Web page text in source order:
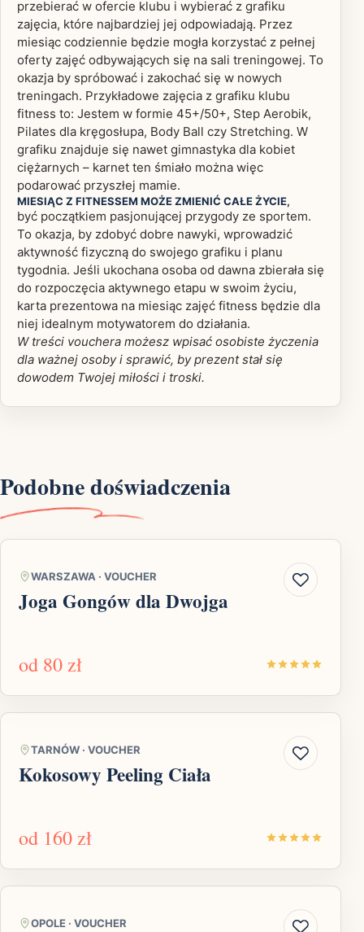
przebierać w ofercie klubu i wybierać z grafiku
zajęcia, które najbardziej jej odpowiadają. Przez
miesiąc codziennie będzie mogła korzystać z pełnej
oferty zajęć odbywających się na sali treningowej. To
okazja by spróbować i zakochać się w nowych
treningach. Przykładowe zajęcia z grafiku klubu
fitness to: Jestem w formie 45+/50+, Step Aerobik,
Pilates dla kręgosłupa, Body Ball czy Stretching. W
grafiku znajduje się nawet gimnastyka dla kobiet
ciężarnych – karnet ten śmiało można więc
podarować przyszłej mamie.
MIESIĄC Z FITNESSEM MOŻE ZMIENIĆ CAŁE ŻYCIE,
być początkiem pasjonującej przygody ze sportem.
To okazja, by zdobyć dobre nawyki, wprowadzić
aktywność fizyczną do swojego grafiku i planu
tygodnia. Jeśli ukochana osoba od dawna zbierała się
do rozpoczęcia aktywnego etapu w swoim życiu,
karta prezentowa na miesiąc zajęć fitness będzie dla
niej idealnym motywatorem do działania.
W treści vouchera możesz wpisać osobiste życzenia
dla ważnej osoby i sprawić, by prezent stał się
dowodem Twojej miłości i troski.
Podobne doświadczenia
WARSZAWA · VOUCHER
Joga Gongów dla Dwojga
od 80 zł
TARNÓW · VOUCHER
Kokosowy Peeling Ciała
od 160 zł
OPOLE · VOUCHER